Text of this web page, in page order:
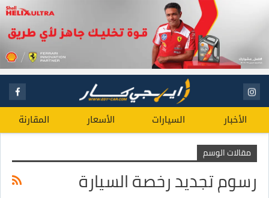
الأخبار السيارات الأسعار المقارنة
مقالات الوسم
رسوم تجديد رخصة السيارة